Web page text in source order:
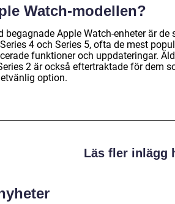
Watch-modellen?
begagnade Apple Watch-enheter är de
4 och Series 5, ofta de mest
funktioner och uppdateringar.
2 är också eftertraktade för dem
option.
Läs fler inlägg